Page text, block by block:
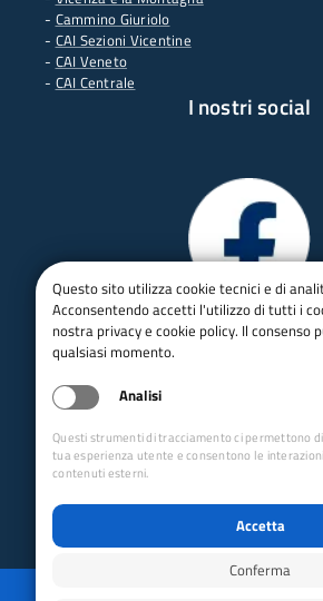
- Cammino Giuriolo
- CAI Sezioni Vicentine
- CAI Veneto
- CAI Centrale
I nostri social
Questo sito utilizza cookie tecnici e di
Acconsentendo accetti l'utilizzo di tutti i
nostra privacy e cookie policy. Il consenso
qualsiasi momento.
Analisi
Questi strumenti di tracciamento ci permettono
tua esperienza utente e consentono le
contenuti esterni.
Accetta
Conferma